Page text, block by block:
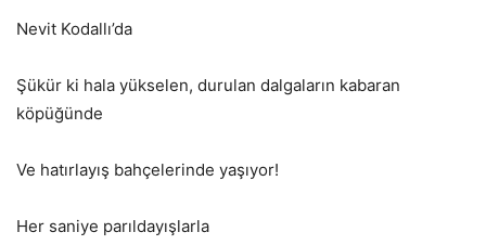
Nevit Kodallı’da
Şükür ki hala yükselen, durulan dalgaların kabaran
köpüğünde
Ve hatırlayış bahçelerinde yaşıyor!
Her saniye parıldayışlarla